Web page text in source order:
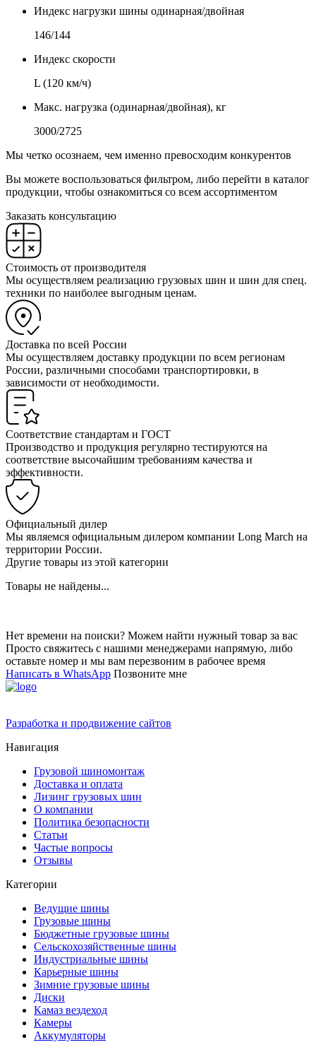
Индекс нагрузки шины одинарная/двойная
146/144
Индекс скорости
L (120 км/ч)
Макс. нагрузка (одинарная/двойная), кг
3000/2725
Мы четко осознаем, чем именно превосходим конкурентов
Вы можете воспользоваться фильтром, либо перейти в каталог
продукции, чтобы ознакомиться со всем ассортиментом
Заказать консультацию
Стоимость от производителя
Мы осуществляем реализацию грузовых шин и шин для спец.
техники по наиболее выгодным ценам.
Доставка по всей России
Мы осуществляем доставку продукции по всем регионам
России, различными способами транспортировки, в
зависимости от необходимости.
Соответствие стандартам и ГОСТ
Производство и продукция регулярно тестируются на
соответствие высочайшим требованиям качества и
эффективности.
Официальный дилер
Мы являемся официальным дилером компании Long March на
территории России.
Другие товары из этой категории
Товары не найдены...
Нет времени на поиски? Можем найти нужный товар за вас
Просто свяжитесь с нашими менеджерами напрямую, либо
оставьте номер и мы вам перезвоним в рабочее время
Написать в WhatsApp Позвоните мне
Разработка и продвижение сайтов
Навигация
Грузовой шиномонтаж
Доставка и оплата
Лизинг грузовых шин
О компании
Политика безопасности
Статьи
Частые вопросы
Отзывы
Категории
Ведущие шины
Грузовые шины
Бюджетные грузовые шины
Сельскохозяйственные шины
Индустриальные шины
Карьерные шины
Зимние грузовые шины
Диски
Камаз вездеход
Камеры
Аккумуляторы